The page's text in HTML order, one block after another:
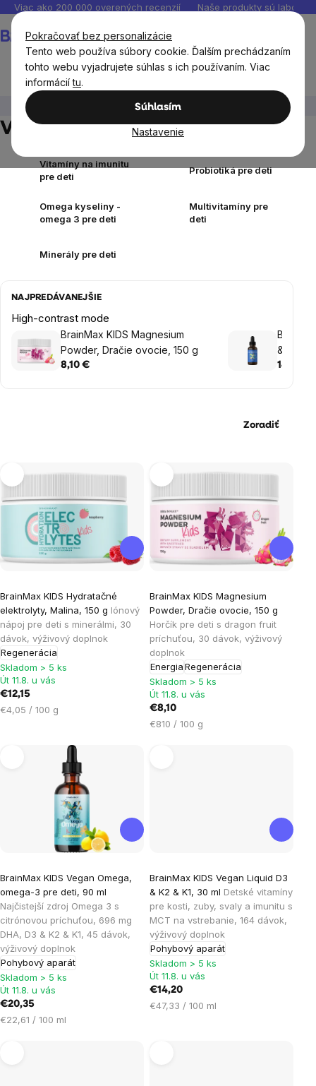
Pokračovať bez personalizácie
Tento web používa súbory cookie. Ďalším prechádzaním
tohto webu vyjadrujete súhlas s ich používaním. Viac
informáciítu.
Súhlasím
Nastavenie
Prejsť
obsah
Viac ako 200 000 overených recenzií Naše produkty sú
košík
Výživové doplnky pre deti
Výživové doplnky pre deti
Vitamíny na imunitu
pre deti
Probiotiká pre deti
Omega kyseliny -
omega 3 pre deti
Multivitamíny pre
deti
Minerály pre deti
NAJPREDÁVANEJŠIE
High-contrast mode
BrainMax KIDS Magnesium
Powder, Dračie ovocie, 150 g
8,10 €
& K2 &
14,20 €
Zoradiť
Výpis
produktov
BrainMax KIDS Hydratačné
elektrolyty, Malina, 150 g Iónový
nápoj pre deti s minerálmi, 30
dávok, výživový doplnok
Regenerácia
Skladom > 5 ks
Út 11.8. u vás
€12,15
Jednotková
€4,05 / 100 g
BrainMax KIDS Magnesium
Powder, Dračie ovocie, 150 g
Horčík pre deti s dragon fruit
príchuťou, 30 dávok, výživový
doplnok
EnergiaRegenerácia
Skladom > 5 ks
Út 11.8. u vás
€8,10
Jednotková
€810 / 100 g
BrainMax KIDS Vegan Omega,
omega-3 pre deti, 90 ml
Najčistejší zdroj Omega 3 s
citrónovou príchuťou, 696 mg
DHA, D3 & K2 & K1, 45 dávok,
výživový doplnok
Pohybový aparát
hodnotenie
produktu
je
4,1
z
5
hviezdičiek.
Skladom > 5 ks
Út 11.8. u vás
€20,35
Jednotková
€22,61 / 100 ml
BrainMax KIDS Vegan Liquid D3
& K2 & K1, 30 ml Detské vitamíny
pre kosti, zuby, svaly a imunitu s
MCT na vstrebanie, 164 dávok,
výživový doplnok
Pohybový aparát
Skladom > 5 ks
Út 11.8. u vás
€14,20
Jednotková
€47,33 / 100 ml